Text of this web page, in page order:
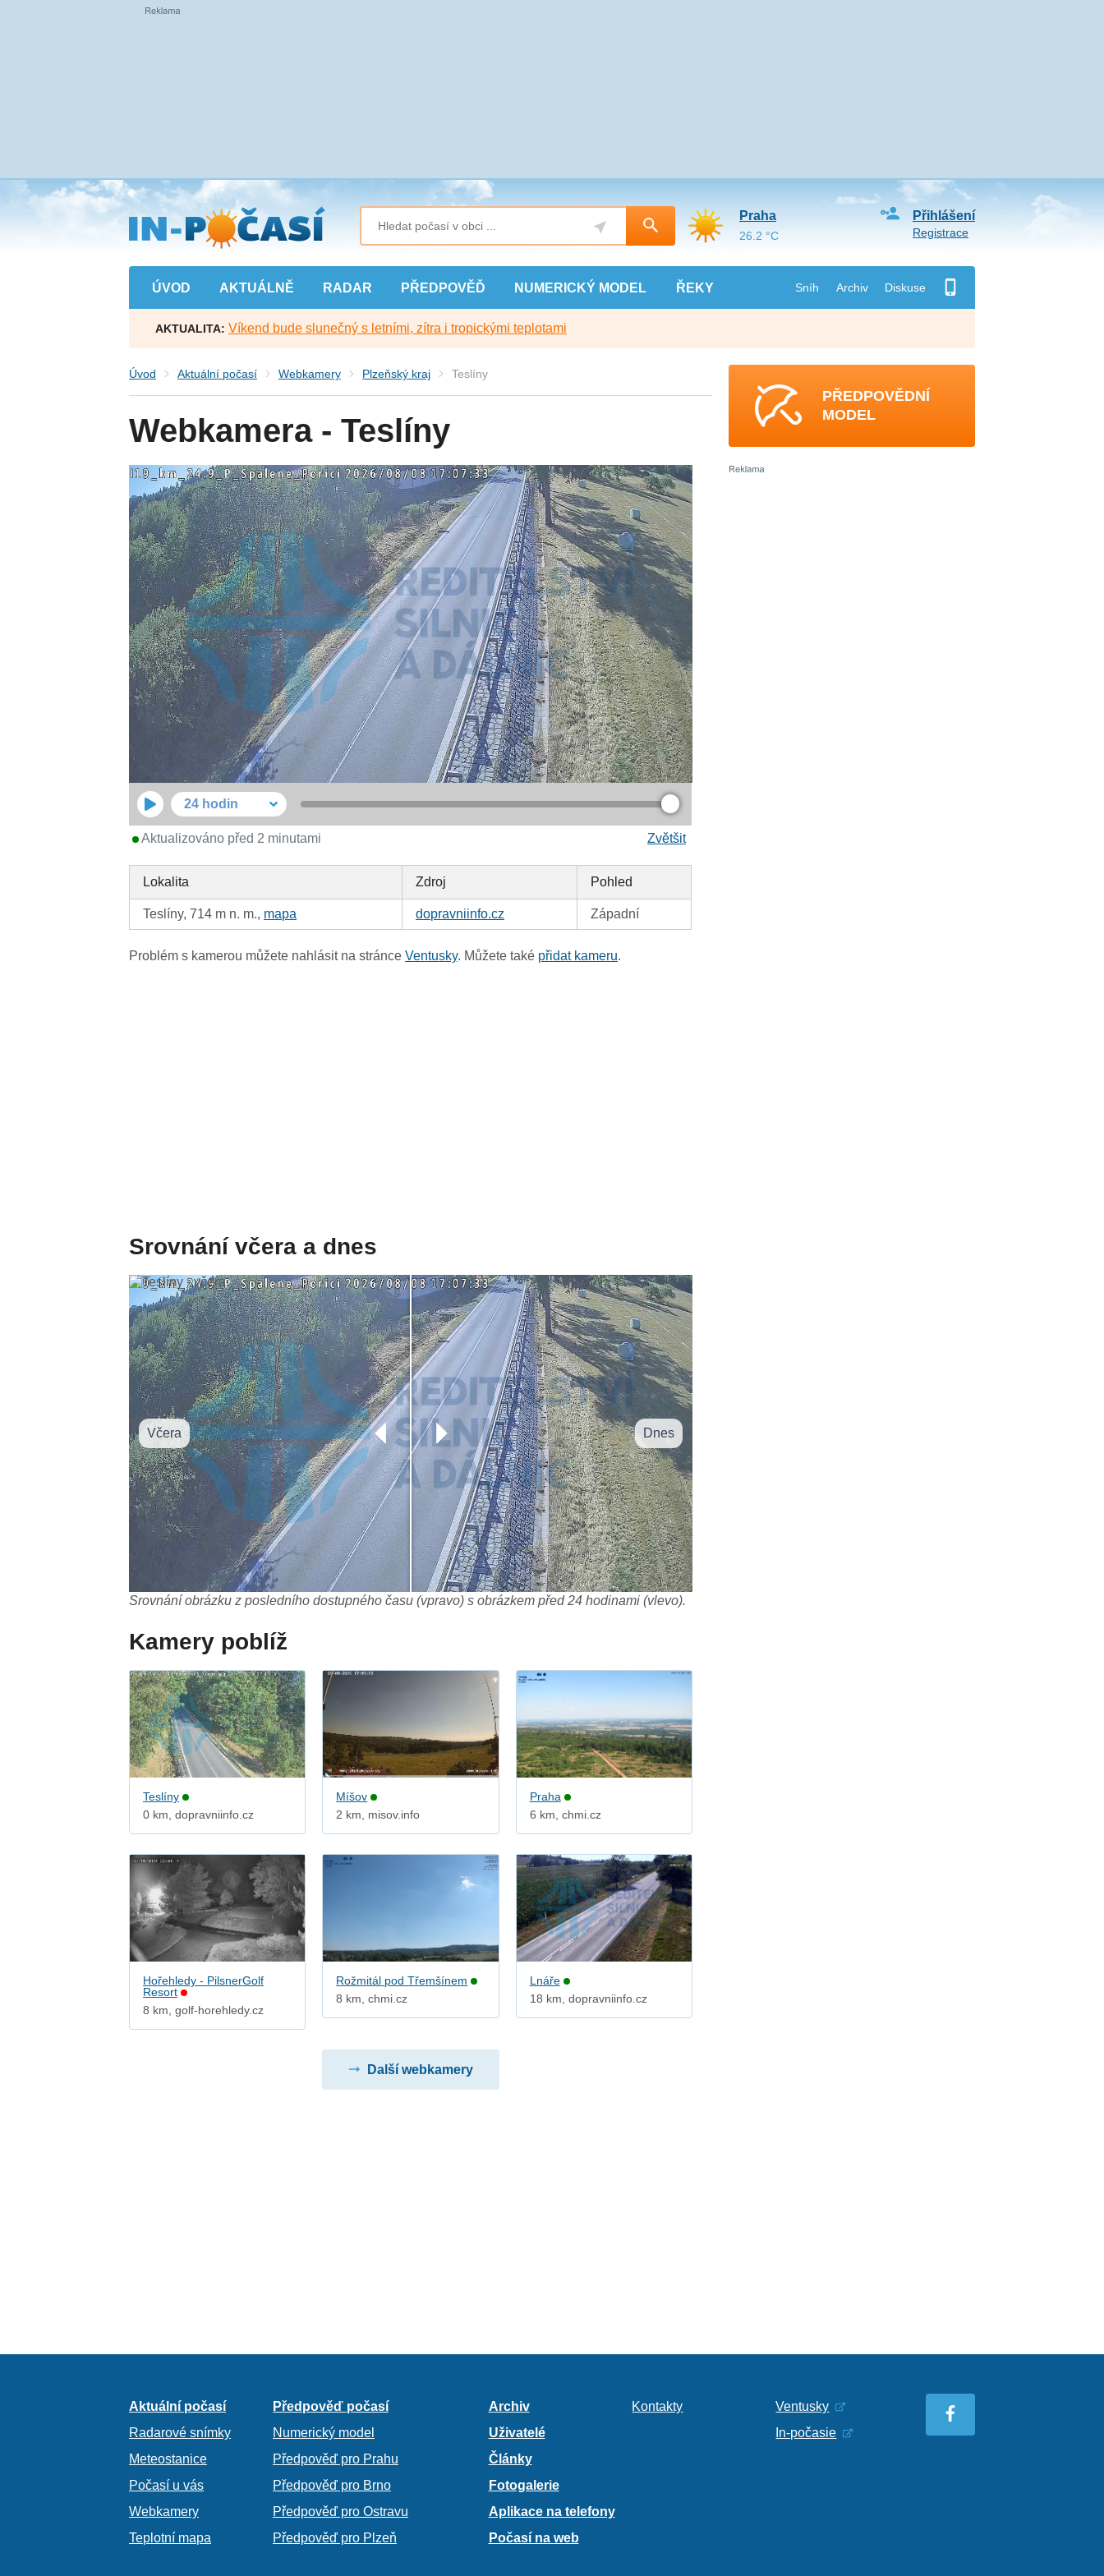
Přejít
na
hlavní
obsah
ÚVOD AKTUÁLNĚ RADAR PŘEDPOVĚĎ NUMERICKÝ MODEL ŘEKY Sníh Archiv Diskuse
Přihlášení
Registrace
Praha
26.2 °C
AKTUALITA: Víkend bude slunečný s letními, zítra i tropickými teplotami
Úvod Aktuální počasí Webkamery Plzeňský kraj Teslíny
Webkamera - Teslíny
24 hodin
Zvětšit
Aktualizováno před 2 minutami
Lokalita Zdroj Pohled
Teslíny, 714 m n. m., mapa dopravniinfo.cz Západní
Problém s kamerou můžete nahlásit na stránceVentusky. Můžete také přidat kameru.
Srovnání včera a dnes
Včera Dnes
Srovnání obrázku z posledního dostupného času (vpravo) s obrázkem před 24 hodinami (vlevo).
Kamery poblíž
Teslíny
0 km, dopravniinfo.cz
Míšov
2 km, misov.info
Praha
6 km, chmi.cz
Hořehledy - PilsnerGolf
Resort
8 km, golf-horehledy.cz
Rožmitál pod Třemšínem
8 km, chmi.cz
Lnáře
18 km, dopravniinfo.cz
Další webkamery
PŘEDPOVĚDNÍ
MODEL
Aktuální počasí
Radarové snímky
Meteostanice
Počasí u vás
Webkamery
Teplotní mapa
Předpověď počasí
Numerický model
Předpověď pro Prahu
Předpověď pro Brno
Předpověď pro Ostravu
Předpověď pro Plzeň
Archiv
Uživatelé
Články
Fotogalerie
Aplikace na telefony
Počasí na web
Kontakty
Ventusky
In-počasie